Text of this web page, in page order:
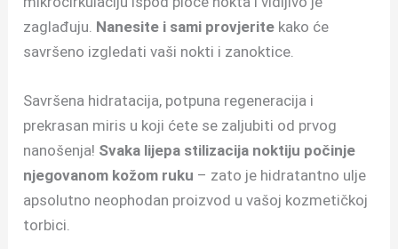
zaglađuju. Nanesite i sami provjerite kako će
savršeno izgledati vaši nokti i zanoktice.
Savršena hidratacija, potpuna regeneracija i
prekrasan miris u koji ćete se zaljubiti od prvog
nanošenja! Svaka lijepa stilizacija noktiju počinje
njegovanom kožom ruku – zato je hidratantno ulje
apsolutno neophodan proizvod u vašoj kozmetičkoj
torbici.